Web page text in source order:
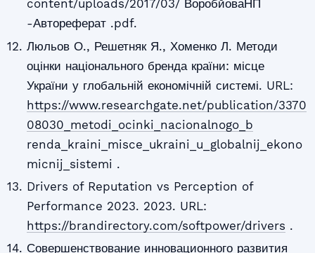
content/uploads/2017/03/ ВоробйоваНП
-Автореферат .pdf.
Люльов О., Решетняк Я., Хоменко Л. Методи
оцінки національного бренда країни: місце
України у глобальній економічній системі. URL:
https://www.researchgate.net/publication/3370
08030_metodi_ocinki_nacionalnogo_b
renda_kraini_misce_ukraini_u_globalnij_ekono
micnij_sistemi .
Drivers of Reputation vs Perception of
Performance 2023. 2023. URL:
https://brandirectory.com/softpower/drivers .
Совершенствование инновационного развития